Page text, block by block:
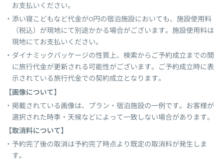
お支払いください。
添い寝こどもなど代金が0円の宿泊施設においても、施設使用料
（税込）が現地にて別途かかる場合がございます。施設使用料は
現地にてお支払いください。
ダイナミックパッケージの性質上、検索からご予約成立までの間
に旅行代金が更新される可能性がございます。ご予約成立時に表
示されている旅行代金での契約成立となります。
【画像について】
掲載されている画像は、プラン・宿泊施設の一例です。お客様が
選択された時季・天候などによって一致しない場合があります。
【取消料について】
予約完了後の取消は予約完了時点より既定の取消料が発生しま
す。